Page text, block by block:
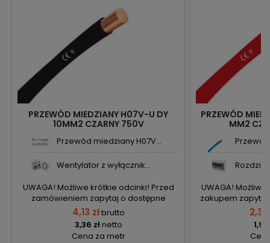
PRZEWÓD MIEDZIANY H07V-U DY
10MM2 CZARNY 750V
Przewód miedziany H07V...
Wentylator z wyłącznik...
UWAGA! Możliwe krótkie odcinki! Przed
zamówieniem zapytaj o dostępne
długości!
4,13 złbrutto
3,36 złnetto
Cena za metr
PRZEWÓD
MM2
UWAGA!
zakupem
2,36
1,92